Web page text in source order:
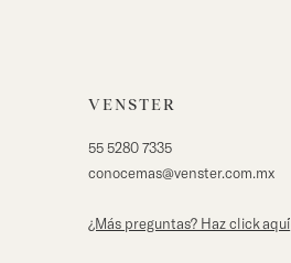
VENSTER
55 5280 7335
conocemas@venster.com.mx
¿Más preguntas? Haz click aqu´í